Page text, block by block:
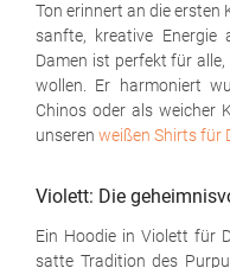
Ton erinnert an die ersten
sanfte, kreative Energie
Damen ist perfekt für
wollen. Er harmoniert
Chinos oder als weicher
unseren weißen Shirts für
Violett: Die
Ein Hoodie in Violett für
satte Tradition des